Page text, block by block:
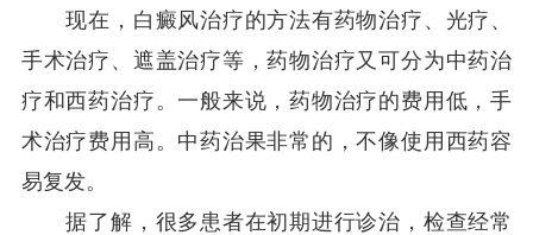
现在，白癜风治疗的方法有药物治疗、光疗、
手术治疗、遮盖治疗等，药物治疗又可分为中药治
疗和西药治疗。一般来说，药物治疗的费用低，手
术治疗费用高。中药治果非常的，不像使用西药容
易复发。
据了解，很多患者在初期进行诊治，检查经常